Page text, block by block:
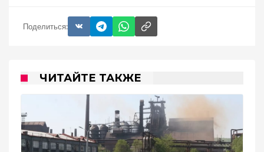
Поделиться:
ЧИТАЙТЕ ТАКЖЕ